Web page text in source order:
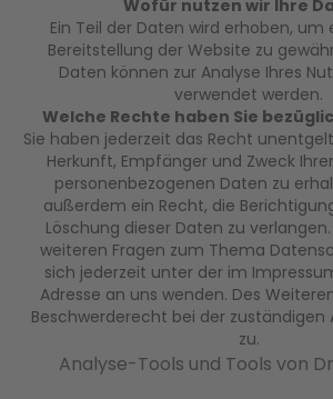
Wofür nutzen wir Ihre
Ein Teil der Daten wird erhoben,
Bereitstellung der Website zu
Daten können zur Analyse Ihres
verwendet werden.
Welche Rechte haben Sie
Sie haben jederzeit das Recht
Herkunft, Empfänger und Zweck
personenbezogenen Daten zu
außerdem ein Recht, die
Löschung dieser Daten zu
weiteren Fragen zum Thema
sich jederzeit unter der im
Adresse an uns wenden. Des
Beschwerderecht bei der zuständigen
zu.
Analyse-Tools und Tools von